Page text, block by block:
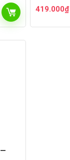
419.000₫